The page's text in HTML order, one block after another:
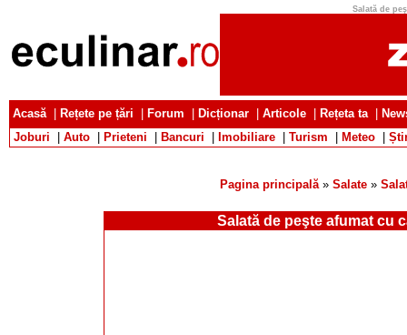
Salată de
Acasă| Rețete pe țări Forum Dicționar Articole Rețeta ta|
Joburi
Auto Prieteni Bancuri Imobiliare Turism Meteo
Pagina principală» Salate »
Salată de peşte afumat cu